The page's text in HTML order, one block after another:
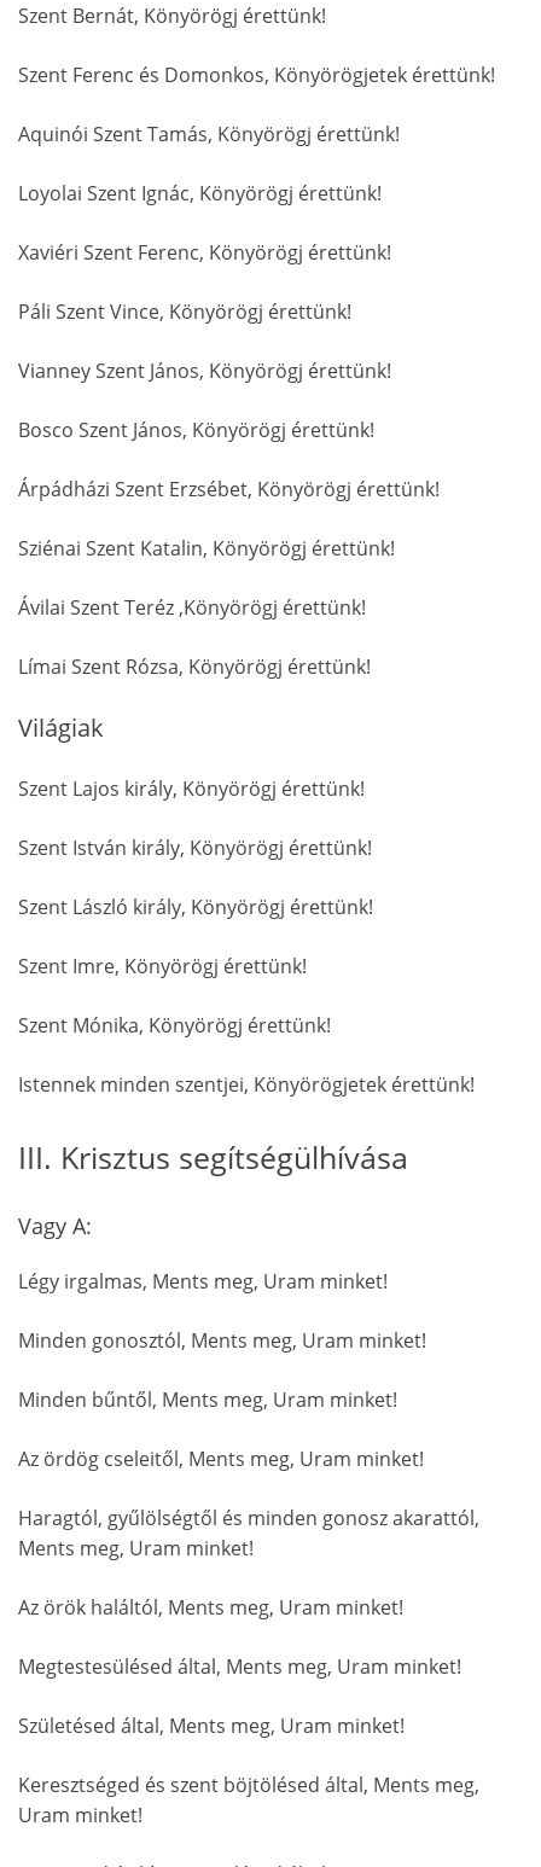
Szent Bernát, Könyörögj érettünk!
Szent Ferenc és Domonkos, Könyörögjetek érettünk!
Aquinói Szent Tamás, Könyörögj érettünk!
Loyolai Szent Ignác, Könyörögj érettünk!
Xaviéri Szent Ferenc, Könyörögj érettünk!
Páli Szent Vince, Könyörögj érettünk!
Vianney Szent János, Könyörögj érettünk!
Bosco Szent János, Könyörögj érettünk!
Árpádházi Szent Erzsébet, Könyörögj érettünk!
Sziénai Szent Katalin, Könyörögj érettünk!
Ávilai Szent Teréz ,Könyörögj érettünk!
Límai Szent Rózsa, Könyörögj érettünk!
Világiak
Szent Lajos király, Könyörögj érettünk!
Szent István király, Könyörögj érettünk!
Szent László király, Könyörögj érettünk!
Szent Imre, Könyörögj érettünk!
Szent Mónika, Könyörögj érettünk!
Istennek minden szentjei, Könyörögjetek érettünk!
III. Krisztus segítségülhívása
Vagy A:
Légy irgalmas, Ments meg, Uram minket!
Minden gonosztól, Ments meg, Uram minket!
Minden bűntől, Ments meg, Uram minket!
Az ördög cseleitől, Ments meg, Uram minket!
Haragtól, gyűlölségtől és minden gonosz akarattól,
Ments meg, Uram minket!
Az örök haláltól, Ments meg, Uram minket!
Megtestesülésed által, Ments meg, Uram minket!
Születésed által, Ments meg, Uram minket!
Keresztséged és szent böjtölésed által, Ments meg,
Uram minket!